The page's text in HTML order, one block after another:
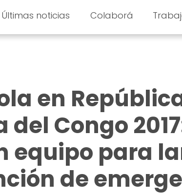
Últimas noticias Colaborá
en
Congo
equipo para
de